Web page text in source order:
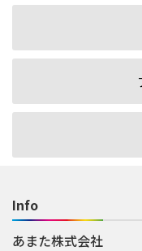
Info
あまた株式会社